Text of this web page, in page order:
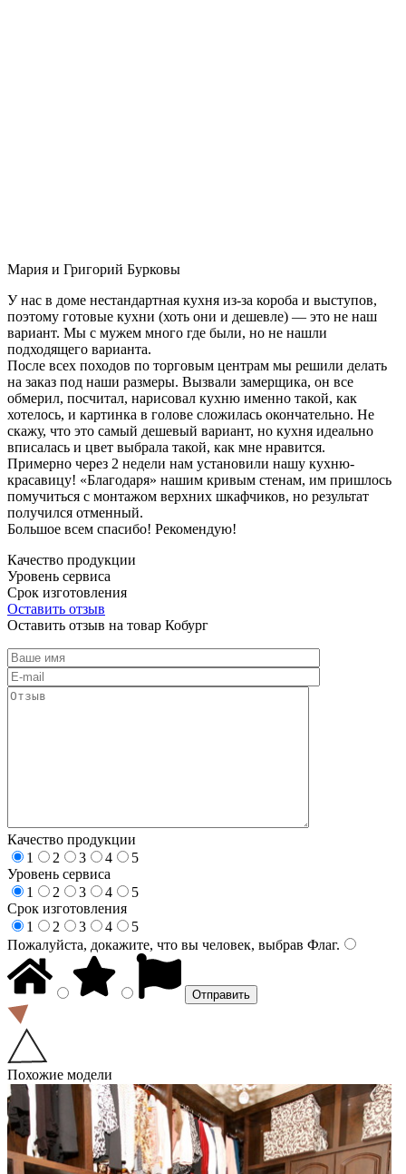
Мария и Григорий Бурковы
У нас в доме нестандартная кухня из-за короба и выступов,
поэтому готовые кухни (хоть они и дешевле) — это не наш
вариант. Мы с мужем много где были, но не нашли
подходящего варианта.
После всех походов по торговым центрам мы решили делать
на заказ под наши размеры. Вызвали замерщика, он все
обмерил, посчитал, нарисовал кухню именно такой, как
хотелось, и картинка в голове сложилась окончательно. Не
скажу, что это самый дешевый вариант, но кухня идеально
вписалась и цвет выбрала такой, как мне нравится.
Примерно через 2 недели нам установили нашу кухню-
красавицу! «Благодаря» нашим кривым стенам, им пришлось
помучиться с монтажом верхних шкафчиков, но результат
получился отменный.
Большое всем спасибо! Рекомендую!
Качество продукции
Уровень сервиса
Срок изготовления
Оставить отзыв
Оставить отзыв на товар Кобург
Качество продукции
1
2 3 4
5
Уровень сервиса
1
2 3 4
5
Срок изготовления
1
2 3 4
5
Пожалуйста, докажите, что вы человек, выбрав Флаг.
Похожие модели